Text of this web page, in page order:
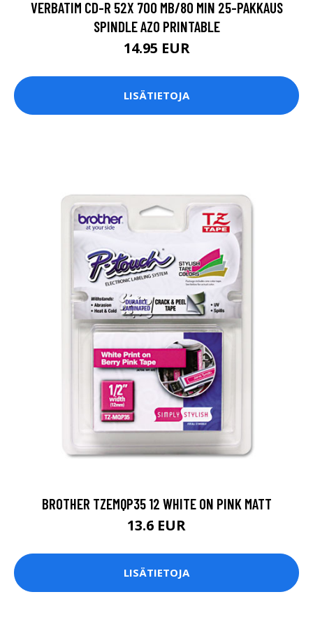
VERBATIM CD-R 52X 700 MB/80 MIN 25-PAKKAUS
SPINDLE AZO PRINTABLE
14.95 EUR
LISÄTIETOJA
BROTHER TZEMQP35 12 WHITE ON PINK MATT
13.6 EUR
LISÄTIETOJA